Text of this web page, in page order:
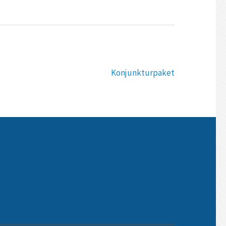
Konjunkturpaket